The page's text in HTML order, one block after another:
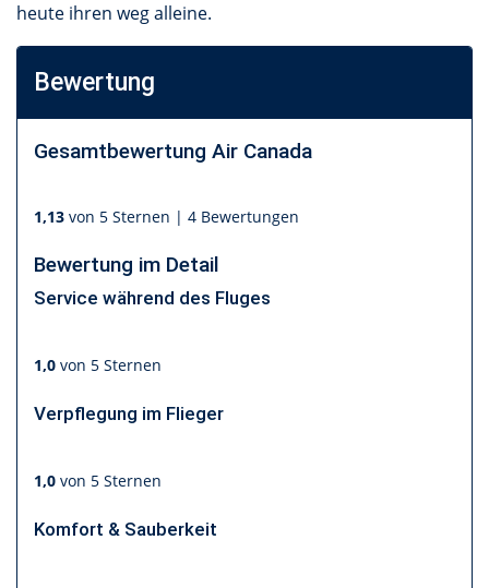
heute ihren weg alleine.
Bewertung
Gesamtbewertung Air Canada
1,13 von 5 Sternen | 4 Bewertungen
Bewertung im Detail
Service während des Fluges
1,0 von 5 Sternen
Verpflegung im Flieger
1,0 von 5 Sternen
Komfort & Sauberkeit